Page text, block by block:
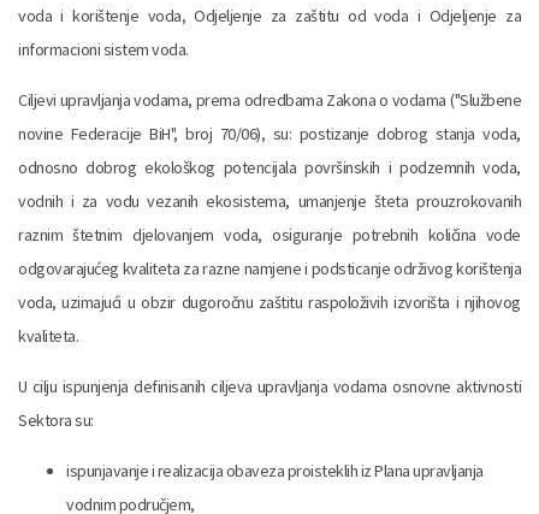
voda i korištenje voda, Odjeljenje za zaštitu od voda i Odjeljenje za
informacioni sistem voda.
Ciljevi upravljanja vodama, prema odredbama Zakona o vodama ("Službene
novine Federacije BiH", broj 70/06), su: postizanje dobrog stanja voda,
odnosno dobrog ekološkog potencijala površinskih i podzemnih voda,
vodnih i za vodu vezanih ekosistema, umanjenje šteta prouzrokovanih
raznim štetnim djelovanjem voda, osiguranje potrebnih količina vode
odgovarajućeg kvaliteta za razne namjene i podsticanje održivog korištenja
voda, uzimajući u obzir dugoročnu zaštitu raspoloživih izvorišta i njihovog
kvaliteta.
U cilju ispunjenja definisanih ciljeva upravljanja vodama osnovne aktivnosti
Sektora su:
ispunjavanje i realizacija obaveza proisteklih iz Plana upravljanja
vodnim područjem,